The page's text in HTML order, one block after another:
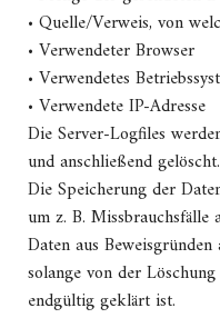
• Quelle/Verweis, von
• Verwendeter Browser
• Verwendetes
• Verwendete IP-Adresse
Die Server-Logfiles
und anschließend gelöscht.
Die Speicherung der
um z. B.
Daten aus
solange von der
endgültig geklärt ist.